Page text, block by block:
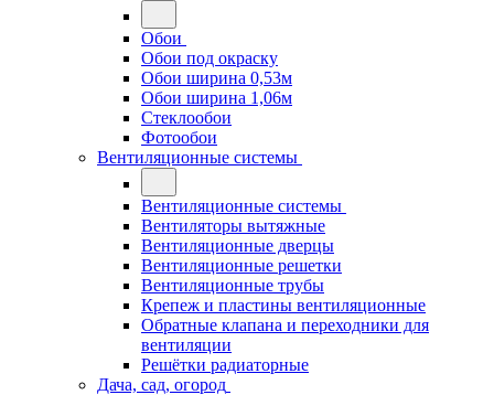
Обои
Обои под окраску
Обои ширина 0,53м
Обои ширина 1,06м
Стеклообои
Фотообои
Вентиляционные системы
Вентиляционные системы
Вентиляторы вытяжные
Вентиляционные дверцы
Вентиляционные решетки
Вентиляционные трубы
Крепеж и пластины вентиляционные
Обратные клапана и переходники для
вентиляции
Решётки радиаторные
Дача, сад, огород